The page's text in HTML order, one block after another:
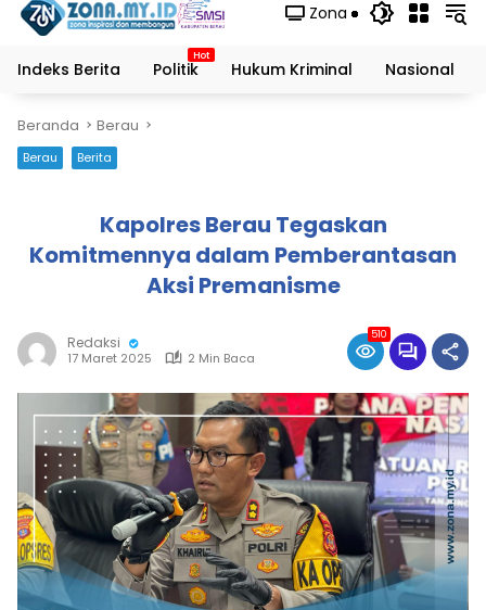
Zona
Indeks Berita Politik Hukum Kriminal Nasional
Beranda Berau
Berau Berita
Kapolres Berau Tegaskan
Komitmennya dalam Pemberantasan
Aksi Premanisme
Redaksi
17 Maret 2025 2 Min Baca
510